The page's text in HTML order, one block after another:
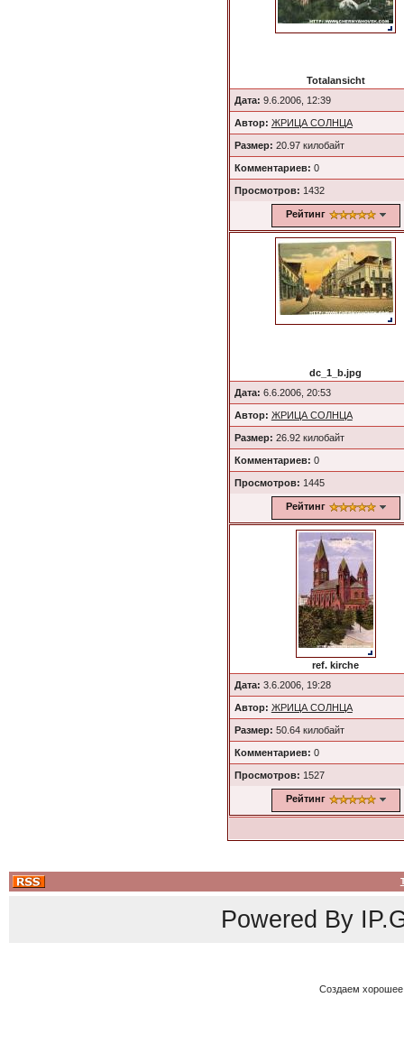
Totalansicht
Дата: 9.6.2006, 12:39
Автор: ЖРИЦА СОЛНЦА
Размер: 20.97 килобайт
Комментариев: 0
Просмотров: 1432
Рейтинг
dc_1_b.jpg
Дата: 6.6.2006, 20:53
Автор: ЖРИЦА СОЛНЦА
Размер: 26.92 килобайт
Комментариев: 0
Просмотров: 1445
Рейтинг
ref. kirche
Дата: 3.6.2006, 19:28
Автор: ЖРИЦА СОЛНЦА
Размер: 50.64 килобайт
Комментариев: 0
Просмотров: 1527
Рейтинг
Powered By
Создаем